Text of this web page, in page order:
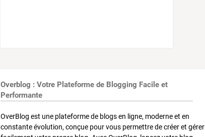
Overblog : Votre Plateforme de Blogging Facile et
Performante
OverBlog est une plateforme de blogs en ligne, moderne et en
constante évolution, conçue pour vous permettre de créer et gérer